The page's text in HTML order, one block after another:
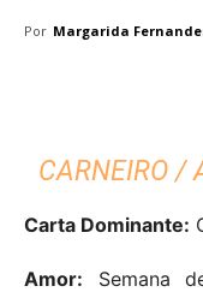
Por Margarida
CARNEIRO /
Carta Dominante:
Amor: Semana